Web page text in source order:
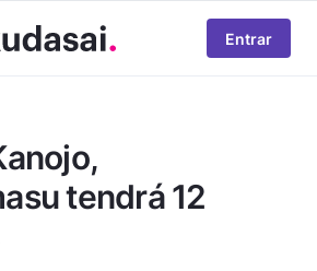
Entrar
tendrá 12